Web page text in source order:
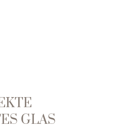
GLAS